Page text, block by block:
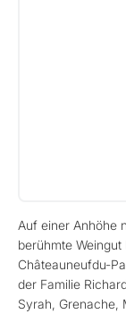
Auf einer Anhöhe
berühmte
Châteauneufdu-
der Familie
Syrah, Grenache,